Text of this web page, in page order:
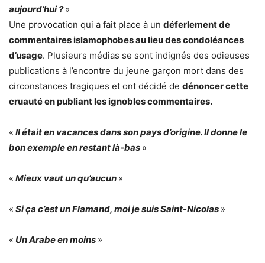
aujourd’hui ? »
Une provocation qui a fait place à un déferlement de
commentaires islamophobes au lieu des condoléances
d’usage. Plusieurs médias se sont indignés des odieuses
publications à l’encontre du jeune garçon mort dans des
circonstances tragiques et ont décidé de dénoncer cette
cruauté en publiant les ignobles commentaires.
« Il était en vacances dans son pays d’origine. Il donne le
bon exemple en restant là-bas »
« Mieux vaut un qu’aucun »
« Si ça c’est un Flamand, moi je suis Saint-Nicolas »
« Un Arabe en moins »